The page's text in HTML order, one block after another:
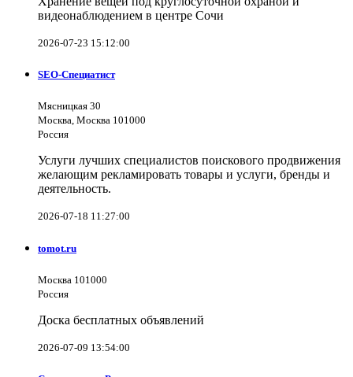
видеонаблюдением в центре Сочи
2026-07-23 15:12:00
SEO-Специатист
Мясницкая 30
Москва, Москва 101000
Россия
Услуги лучших специалистов поискового продвижения
желающим рекламировать товары и услуги, бренды и
деятельность.
2026-07-18 11:27:00
tomot.ru
Москва 101000
Россия
Доска бесплатных объявлений
2026-07-09 13:54:00